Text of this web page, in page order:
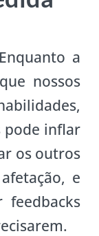
a
nossos
pode inflar
os outros
e